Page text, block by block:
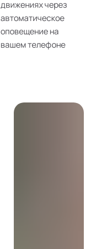
движениях через
автоматическое
оповещение на
вашем телефоне